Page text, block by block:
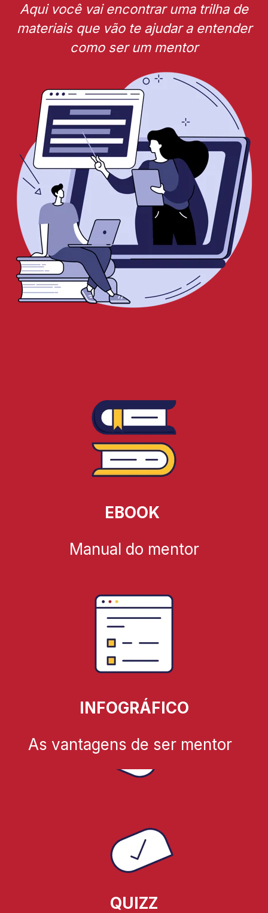
Aqui você vai encontrar uma trilha de
materiais que vão te ajudar a entender
como ser um mentor
EBOOK
Manual do mentor
INFOGRÁFICO
As vantagens de ser mentor
QUIZZ